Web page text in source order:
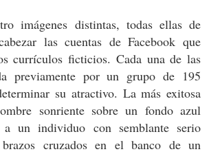
imágenes distintas, todas ellas de
las cuentas de Facebook que
currículos ficticios. Cada una de las
previamente por un grupo de 195
su atractivo. La más exitosa
sonriente sobre un fondo azul
un individuo con semblante serio
cruzados en el banco de un